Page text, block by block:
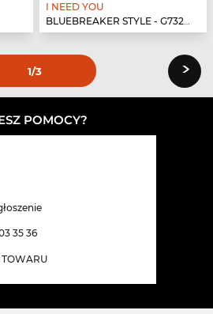
I NEED YOU
BLUEBREAKER STYLE - G73200 schwarz
1/3 ›
POMOCY?
35 36